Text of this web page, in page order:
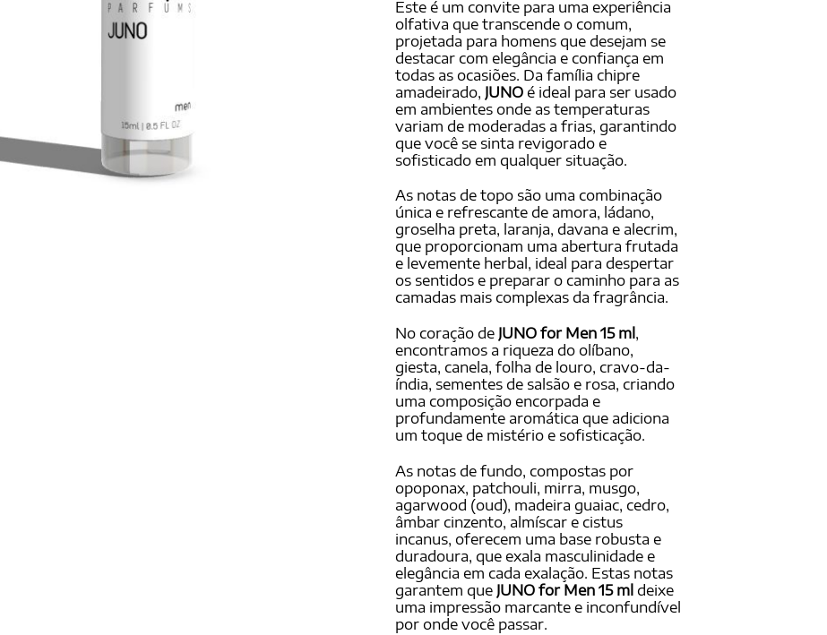
Este é um convite para uma experiência
olfativa que transcende o comum,
projetada para homens que desejam se
destacar com elegância e confiança em
todas as ocasiões. Da família chipre
amadeirado, JUNO é ideal para ser usado
em ambientes onde as temperaturas
variam de moderadas a frias, garantindo
que você se sinta revigorado e
sofisticado em qualquer situação.
As notas de topo são uma combinação
única e refrescante de amora, ládano,
groselha preta, laranja, davana e alecrim,
que proporcionam uma abertura frutada
e levemente herbal, ideal para despertar
os sentidos e preparar o caminho para as
camadas mais complexas da fragrância.
No coração de JUNO for Men 15 ml ,
encontramos a riqueza do olíbano,
giesta, canela, folha de louro, cravo-da-
índia, sementes de salsão e rosa, criando
uma composição encorpada e
profundamente aromática que adiciona
um toque de mistério e sofisticação.
As notas de fundo, compostas por
opoponax, patchouli, mirra, musgo,
agarwood (oud), madeira guaiac, cedro,
âmbar cinzento, almíscar e cistus
incanus, oferecem uma base robusta e
duradoura, que exala masculinidade e
elegância em cada exalação. Estas notas
garantem que JUNO for Men 15 ml deixe
uma impressão marcante e inconfundível
por onde você passar.